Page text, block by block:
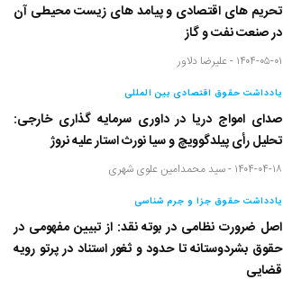
تحریم های اقتصادی و پیامد های زیست محیطی آن
در صنعت نفت و گاز
۱۴۰۴-۰۵-۰۱ - علیرضا دلاور
یادداشت حقوق اقتصادی بین المللی
صدای امواج دریا در داوری سرمایه گذاری خارجی:
تحلیل رأی پیلدگوویچ و سیا نورث استار علیه نروژ
۱۴۰۴-۰۴-۱۸ - سید محمدامین علوی شهری
یادداشت حقوق جزا و جرم شناسی
اصل ضرورت نظامی در بوته نقد: از تبیین مفهومی در
حقوق بشردوستانه تا حدود و ثغور استناد در پرتو رویه
قضایی